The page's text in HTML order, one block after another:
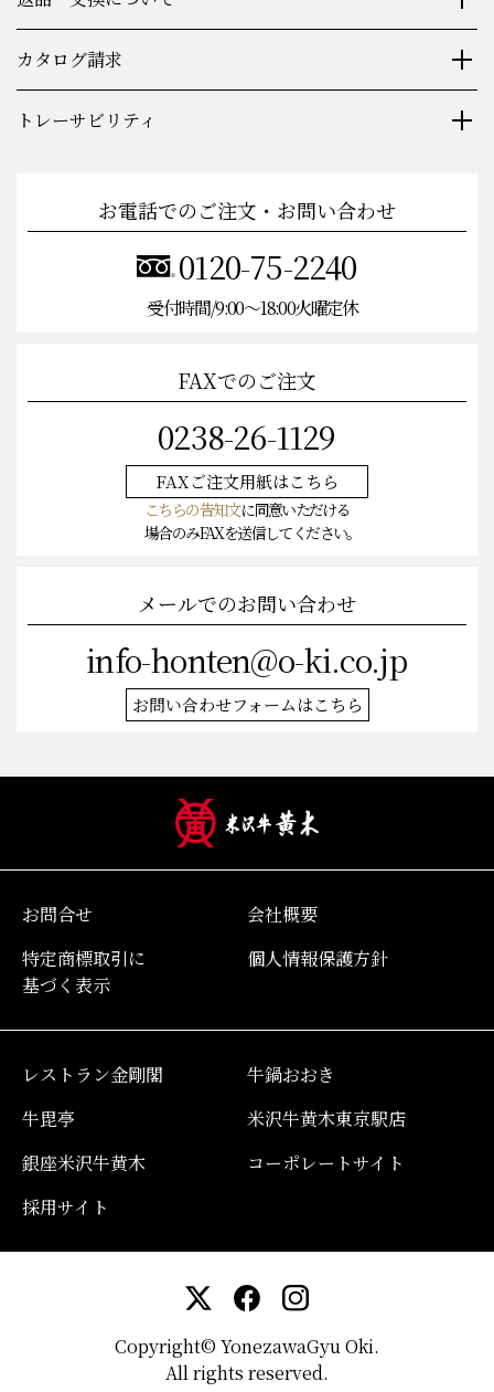
カタログ請求
トレーサビリティ
お電話でのご注文・お問い合わせ
0120-75-2240
受付時間/9:00〜18:00火曜定休
FAXでのご注文
0238-26-1129
FAXご注文用紙はこちら
こちらの告知文に同意いただける
場合のみFAXを送信してください。
メールでのお問い合わせ
info-honten@o-ki.co.jp
お問い合わせフォームはこちら
お問合せ
会社概要
特定商標取引に
基づく表示
個人情報保護方針
レストラン金剛閣
牛鍋おおき
牛毘亭
米沢牛黄木東京駅店
銀座米沢牛黄木
コーポレートサイト
採用サイト
Copyright© YonezawaGyu Oki.
All rights reserved.